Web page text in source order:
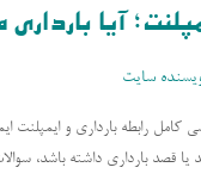
آیا
سایت
کامل رابطه بارداری و
یا قصد بارداری داشته باشد،